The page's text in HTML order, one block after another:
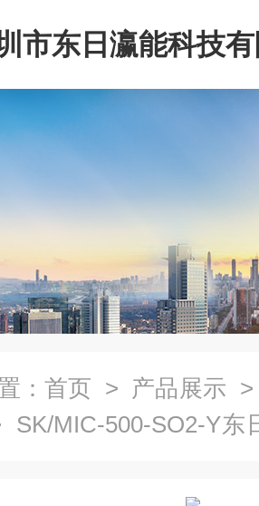
市东日瀛能科技
： 首页 > 产品展示
SK/MIC-500-SO2-Y东